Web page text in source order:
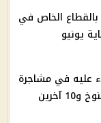
تطرح 7781 فرصة بالقطاع الخاص في
عليه في مشاجرة
معرض سيارات وإحالة صبري نخنوخ و10 آخرين